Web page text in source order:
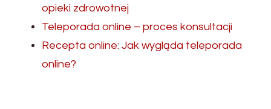
opieki zdrowotnej
Teleporada online – proces konsultacji
Recepta online: Jak wygląda teleporada
online?